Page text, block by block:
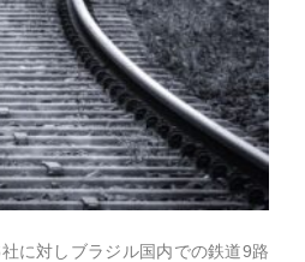
に対しブラジル国内での鉄道9路